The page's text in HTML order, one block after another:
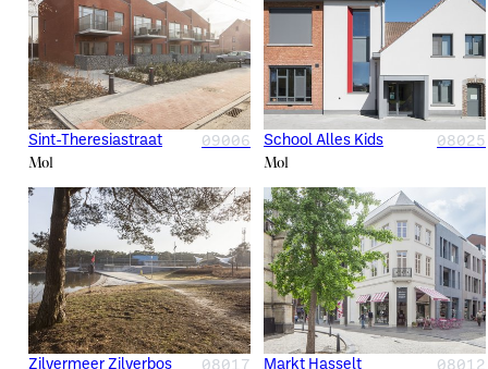
Sint-Theresiastraat
09006
Mol
School Alles Kids
08025
Mol
Zilvermeer Zilverbos
08017
Markt Hasselt
08012